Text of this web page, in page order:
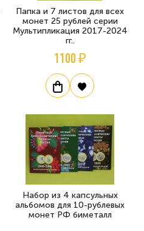
Папка и 7 листов для всех
монет 25 рублей серии
Мультипликация 2017-2024
гг..
1100 ₽
Набор из 4 капсульных
альбомов для 10-рублевых
монет РФ биметалл